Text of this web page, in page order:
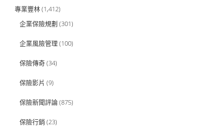
專業豐林(1,412)
企業保險規劃 (301)
企業風險管理 (100)
保險傳奇(34)
保險影片 (9)
保險新聞評論(875)
保險行銷 (23)